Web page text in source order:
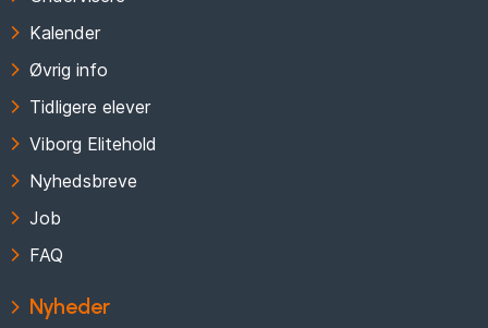
Kalender
Øvrig info
Tidligere elever
Viborg Elitehold
Nyhedsbreve
Job
FAQ
Nyheder